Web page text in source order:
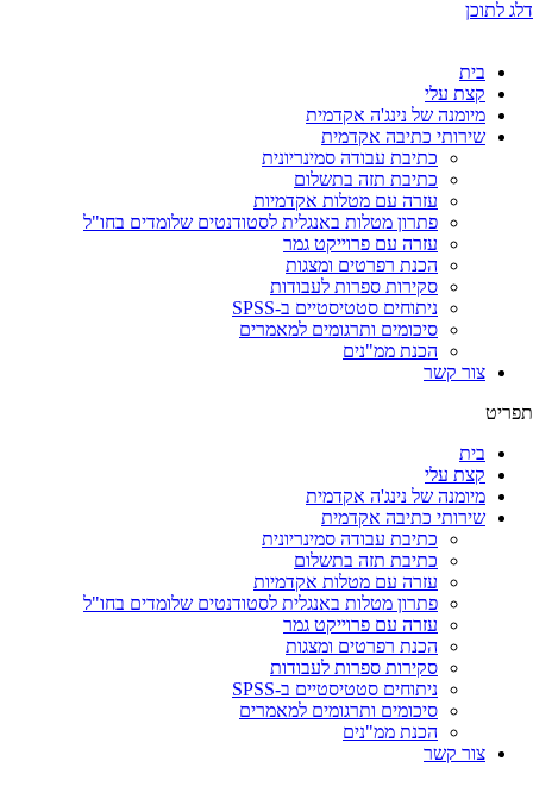
דלג לתוכן
בית
קצת עלי
מיומנה של נינג'ה אקדמית
שירותי כתיבה אקדמית
כתיבת עבודה סמינריונית
כתיבת תזה בתשלום
עזרה עם מטלות אקדמיות
פתרון מטלות באנגלית לסטודנטים שלומדים בחו"ל
עזרה עם פרוייקט גמר
הכנת רפרטים ומצגות
סקירות ספרות לעבודות
ניתוחים סטטיסטיים ב-SPSS
סיכומים ותרגומים למאמרים
הכנת ממ"נים
צור קשר
תפריט
בית
קצת עלי
מיומנה של נינג'ה אקדמית
שירותי כתיבה אקדמית
כתיבת עבודה סמינריונית
כתיבת תזה בתשלום
עזרה עם מטלות אקדמיות
פתרון מטלות באנגלית לסטודנטים שלומדים בחו"ל
עזרה עם פרוייקט גמר
הכנת רפרטים ומצגות
סקירות ספרות לעבודות
ניתוחים סטטיסטיים ב-SPSS
סיכומים ותרגומים למאמרים
הכנת ממ"נים
צור קשר